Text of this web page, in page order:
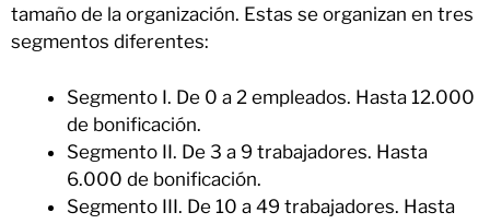
tamaño de la organización. Estas se organizan en tres
segmentos diferentes:
Segmento I. De 0 a 2 empleados. Hasta 12.000
de bonificación.
Segmento II. De 3 a 9 trabajadores. Hasta
6.000 de bonificación.
Segmento III. De 10 a 49 trabajadores. Hasta